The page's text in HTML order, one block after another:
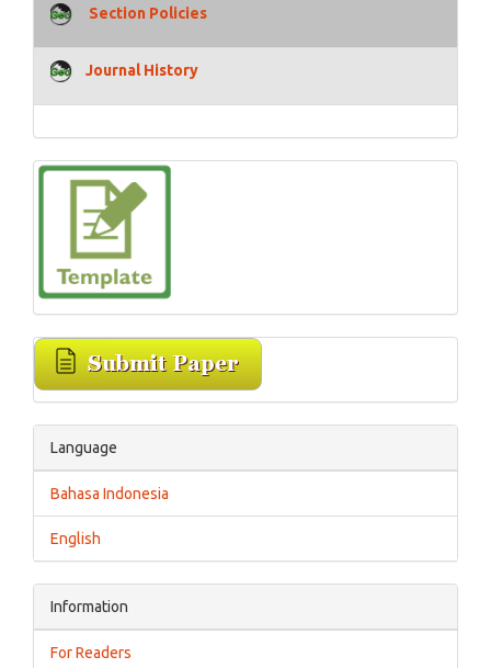
Section Policies
Journal History
Language
Bahasa Indonesia
English
Information
For Readers